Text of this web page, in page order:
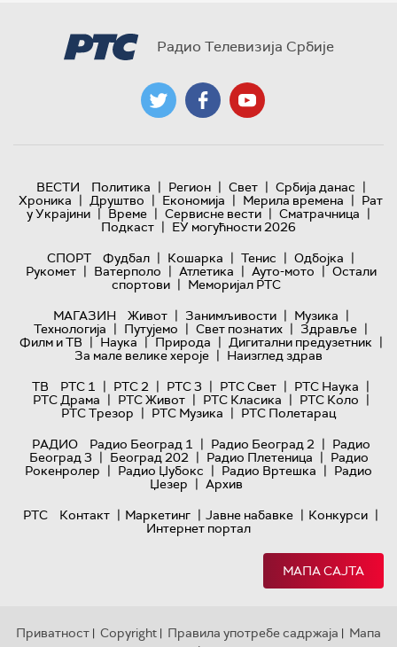
Радио Телевизија Србије
ВЕСТИ Политика | Регион | Свет | Србија данас |
Хроника | Друштво | Економија | Мерила времена | Рат
у Украјини | Време | Сервисне вести | Сматрачница |
Подкаст | ЕУ могућности 2026
СПОРТ
Фудбал | Кошарка | Тенис | Одбојка |
Рукомет | Ватерполо | Атлетика | Ауто-мото | Остали
спортови | Меморијал РТС
МАГАЗИН
Живот | Занимљивости | Музика |
Технологијa | Путујемо | Свет познатих | Здравље |
Филм и ТВ | Наука | Природа | Дигитални предузетник |
За мале велике хероје | Наизглед здрав
ТВ
РТС 1 | РТС 2 | РТС 3 | РТС Свет | РТС Наука |
РТС Драма | РТС Живот | РТС Класика | РТС Коло |
РТС Трезор | РТС Музика | РТС Полетарац
РАДИО
Радио Београд 1 | Радио Београд 2 | Радио
Београд 3 | Београд 202 | Радио Плетеница | Радио
Рокенролер | Радио Џубокс | Радио Вртешка | Радио
Џезер | Архив
РТС
Контакт | Маркетинг | Јавне набавке | Конкурси |
Интернет портал
МАПА САЈТА
Приватност | Copyright | Правила употребе садржаја | Мапа